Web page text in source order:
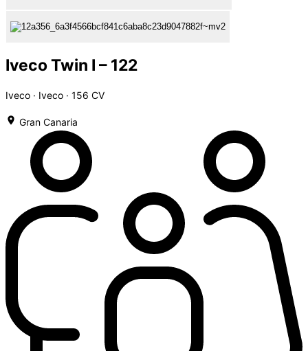
Iveco Twin I – 122
Iveco · Iveco · 156 CV
Gran Canaria